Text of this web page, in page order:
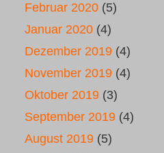
Februar 2020 (5)
Januar 2020 (4)
Dezember 2019 (4)
November 2019 (4)
Oktober 2019 (3)
September 2019 (4)
August 2019 (5)